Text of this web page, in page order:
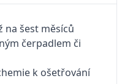
na šest měsíců
čerpadlem či
k ošetřování